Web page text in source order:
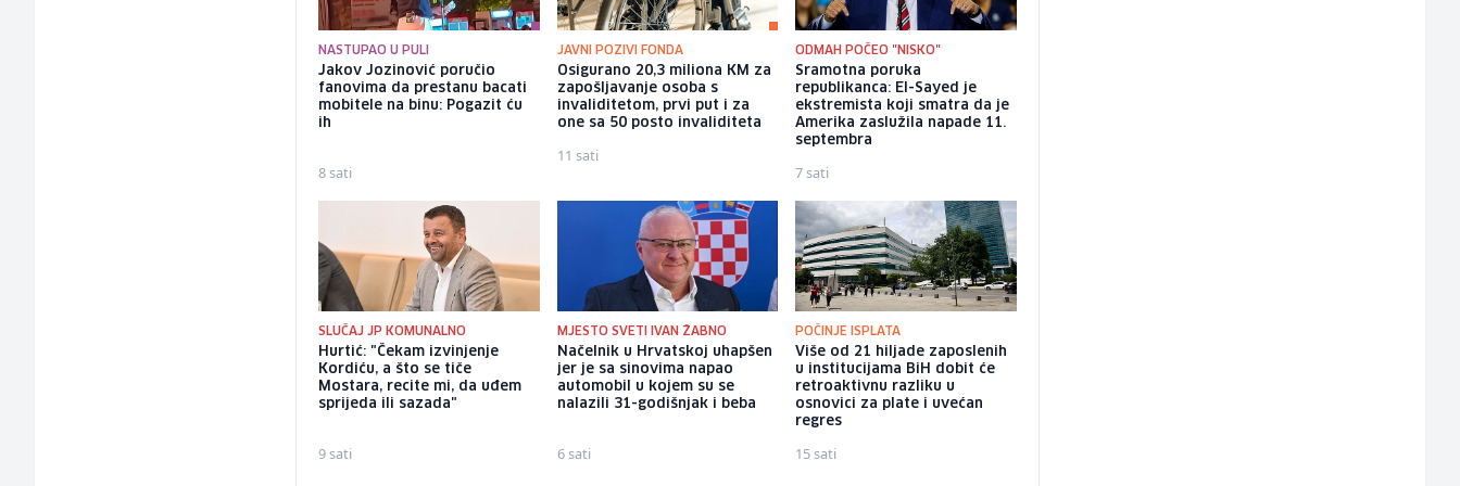
NASTUPAO U PULI
Jakov Jozinović poručio
fanovima da prestanu bacati
mobitele na binu: Pogazit ću
ih
8 sati
JAVNI POZIVI FONDA
Osigurano 20,3 miliona KM za
zapošljavanje osoba s
invaliditetom, prvi put i za
one sa 50 posto invaliditeta
11 sati
ODMAH POČEO "NISKO"
Sramotna poruka
republikanca: El-Sayed je
ekstremista koji smatra da je
Amerika zaslužila napade 11.
septembra
7 sati
SLUČAJ JP KOMUNALNO
Hurtić: "Čekam izvinjenje
Kordiću, a što se tiče
Mostara, recite mi, da uđem
sprijeda ili sazada"
9 sati
MJESTO SVETI IVAN ŽABNO
Načelnik u Hrvatskoj uhapšen
jer je sa sinovima napao
automobil u kojem su se
nalazili 31-godišnjak i beba
6 sati
POČINJE ISPLATA
Više od 21 hiljade zaposlenih
u institucijama BiH dobit će
retroaktivnu razliku u
osnovici za plate i uvećan
regres
15 sati